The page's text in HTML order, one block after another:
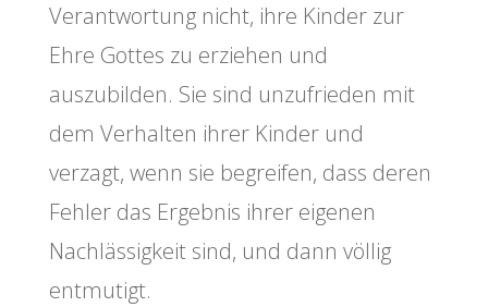
Verantwortung nicht, ihre Kinder zur
Ehre Gottes zu erziehen und
auszubilden. Sie sind unzufrieden mit
dem Verhalten ihrer Kinder und
verzagt, wenn sie begreifen, dass deren
Fehler das Ergebnis ihrer eigenen
Nachlässigkeit sind, und dann völlig
entmutigt.